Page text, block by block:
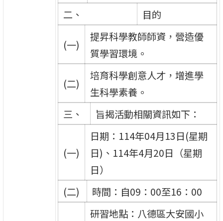
二、
目的
(一)
提昇科學教師師資，營造優
質學習環境。
(二)
培育科學創意人才，增進學
生科學素養。
三、
旨揭活動相關資訊如下：
(一)
日期：114年04月13日(星期
日)、114年4月20日（星期
日）
(二)
時間：自09：00至16：00
研習地點：八德區大安國小